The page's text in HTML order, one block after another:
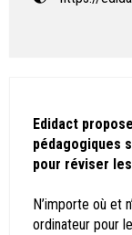
Edidact
pédagogiques
pour réviser
N’importe où et
ordinateur pour